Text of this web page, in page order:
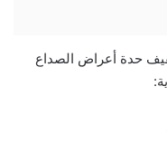
حدة أعراض الصداع